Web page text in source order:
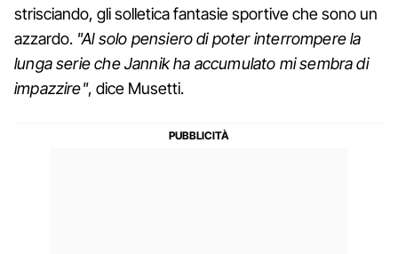
strisciando, gli solletica fantasie sportive che sono un
azzardo. "Al solo pensiero di poter interrompere la
lunga serie che Jannik ha accumulato mi sembra di
impazzire", dice Musetti.